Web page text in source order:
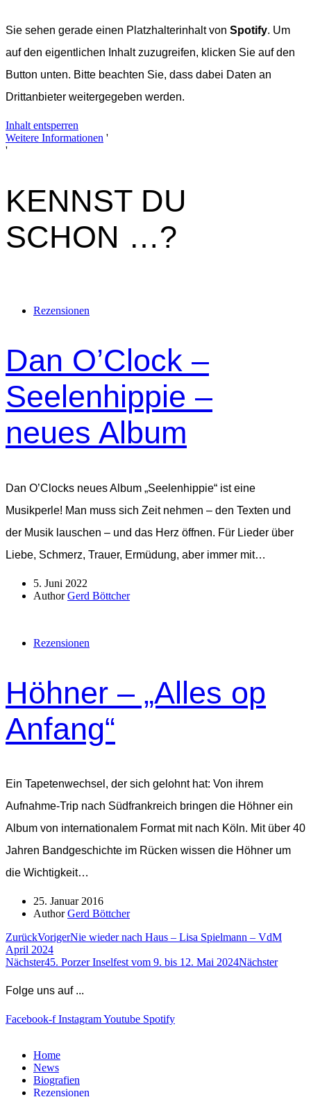
Sie sehen gerade einen Platzhalterinhalt von Spotify. Um
auf den eigentlichen Inhalt zuzugreifen, klicken Sie auf den
Button unten. Bitte beachten Sie, dass dabei Daten an
Drittanbieter weitergegeben werden.
Inhalt entsperren
Weitere Informationen '
'
KENNST DU
SCHON …?
Rezensionen
Dan O’Clock –
Seelenhippie –
neues Album
Dan O’Clocks neues Album „Seelenhippie“ ist eine
Musikperle! Man muss sich Zeit nehmen – den Texten und
der Musik lauschen – und das Herz öffnen. Für Lieder über
Liebe, Schmerz, Trauer, Ermüdung, aber immer mit…
5. Juni 2022
AuthorGerd Böttcher
Rezensionen
Höhner – „Alles op
Anfang“
Ein Tapetenwechsel, der sich gelohnt hat: Von ihrem
Aufnahme-Trip nach Südfrankreich bringen die Höhner ein
Album von internationalem Format mit nach Köln. Mit über 40
Jahren Bandgeschichte im Rücken wissen die Höhner um
die Wichtigkeit…
25. Januar 2016
AuthorGerd Böttcher
ZurückVorigerNie wieder nach Haus – Lisa Spielmann – VdM
April 2024
Nächster45. Porzer Inselfest vom 9. bis 12. Mai 2024Nächster
Folge uns auf ...
Facebook-f InstagramYoutube Spotify
Home
News
Biografien
Rezensionen